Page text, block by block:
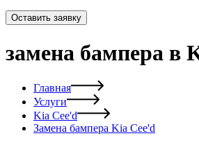
Оставить заявку
замена бампера в
Главная
Услуги
Kia Cee'd
Замена бампера Kia Cee'd